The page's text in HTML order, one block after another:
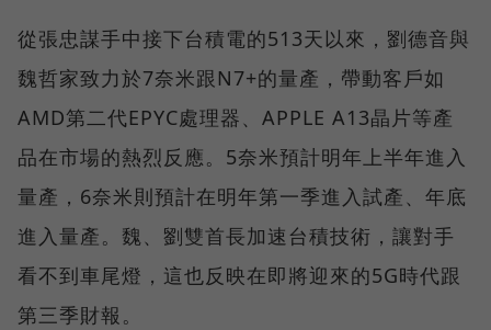
從張忠謀手中接下台積電的513天以來，劉德音與
魏哲家致力於7奈米跟N7+的量產，帶動客戶如
AMD第二代EPYC處理器、APPLE A13晶片等產
品在市場的熱烈反應。5奈米預計明年上半年進入
量產，6奈米則預計在明年第一季進入試產、年底
進入量產。魏、劉雙首長加速台積技術，讓對手
看不到車尾燈，這也反映在即將迎來的5G時代跟
第三季財報。